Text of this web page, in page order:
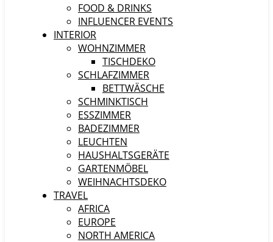
FOOD & DRINKS
INFLUENCER EVENTS
INTERIOR
WOHNZIMMER
TISCHDEKO
SCHLAFZIMMER
BETTWÄSCHE
SCHMINKTISCH
ESSZIMMER
BADEZIMMER
LEUCHTEN
HAUSHALTSGERÄTE
GARTENMÖBEL
WEIHNACHTSDEKO
TRAVEL
AFRICA
EUROPE
NORTH AMERICA